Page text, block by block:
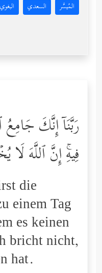
المُيسَّر السعدي البغوي
رَبَّنَاۤ إِنَّكَ جَامِعُ
فِیهِۚ إِنَّ ٱللَّهَ لَا
die
einem Tag
es keinen
bricht nicht,
hat.